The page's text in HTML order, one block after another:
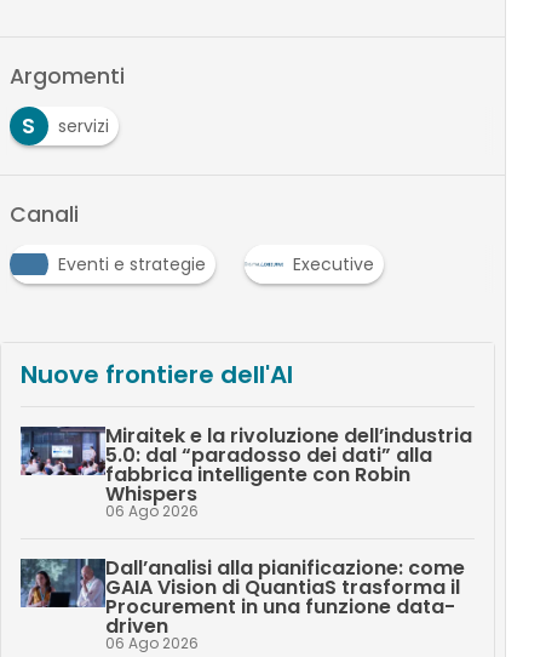
Argomenti
S
servizi
Canali
Eventi e strategie Executive
Nuove frontiere dell'AI
Miraitek e la rivoluzione dell’industria
5.0: dal “paradosso dei dati” alla
fabbrica intelligente con Robin
Whispers
06 Ago 2026
Dall’analisi alla pianificazione: come
GAIA Vision di QuantiaS trasforma il
Procurement in una funzione data-
driven
06 Ago 2026